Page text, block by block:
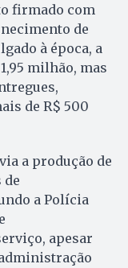
firmado com
de
à época, a
milhão, mas
de R$ 500
a produção de
de
a Polícia
apesar